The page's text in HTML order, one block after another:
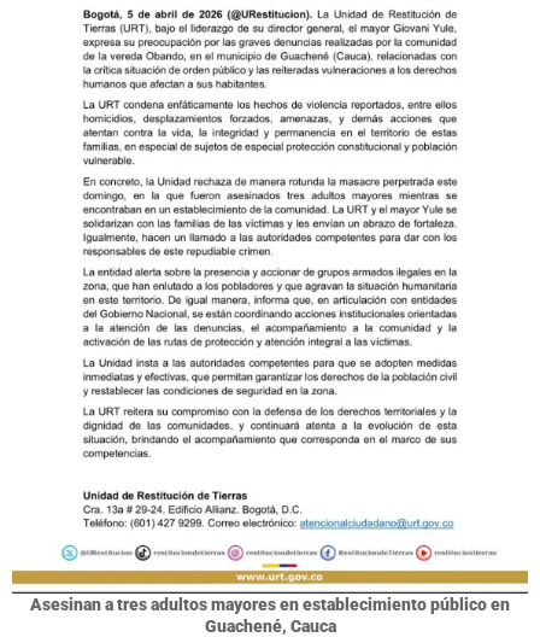
Asesinan a tres adultos mayores en establecimiento público en
Guachené, Cauca